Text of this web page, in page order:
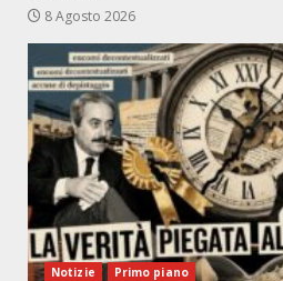
8 Agosto 2026
Notizie Primo piano